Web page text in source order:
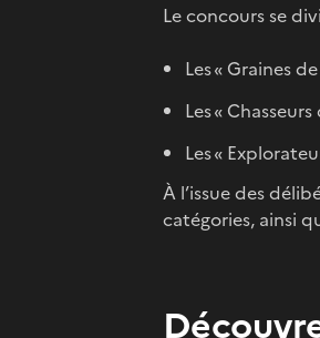
Le concours se
Les « Graines
Les «
Les «
À l’issue des
catégories, ainsi